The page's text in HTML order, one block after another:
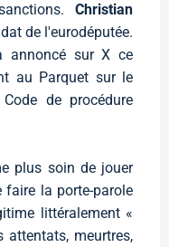
Christian
de l'eurodéputée.
annoncé sur X ce
au Parquet sur le
de procédure
plus soin de jouer
la porte-parole
littéralement «
meurtres,